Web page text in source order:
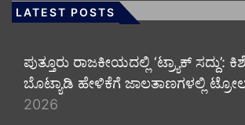
LATEST POSTS
ಪುತ್ತೂರು ರಾಜಕೀಯದಲ್ಲಿ ‘ಟ್ರ್ಯಾಕ್
ಬೊಟ್ಯಾಡಿ ಹೇಳಿಕೆಗೆ ಜಾಲತಾಣಗಳಲ್ಲಿ
2026